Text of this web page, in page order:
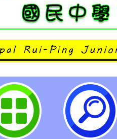
設計者：徐嘉